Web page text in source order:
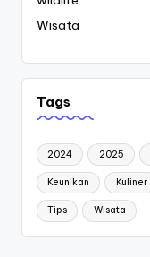
Wisata
Tags
2024 2025
Keunikan Kuliner
Tips Wisata